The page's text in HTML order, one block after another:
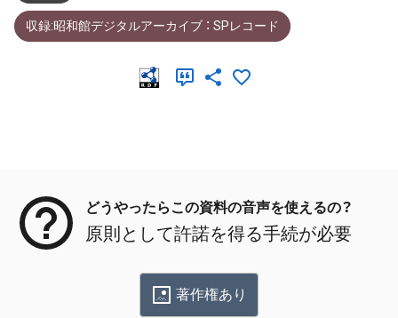
収録:昭和館デジタルアーカイブ ： SPレコード
どうやったらこの資料の音声を使えるの？
原則として許諾を得る手続が必要
著作権あり